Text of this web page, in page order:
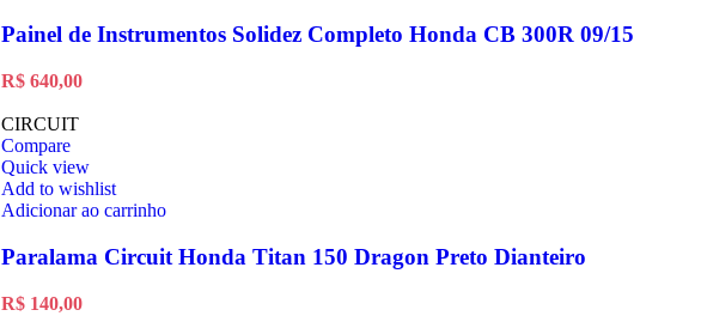
Painel de Instrumentos Solidez Completo Honda CB 300R 09/15
R$640,00
CIRCUIT
Compare
Quick view
Add to wishlist
Adicionar ao carrinho
Paralama Circuit Honda Titan 150 Dragon Preto Dianteiro
R$140,00